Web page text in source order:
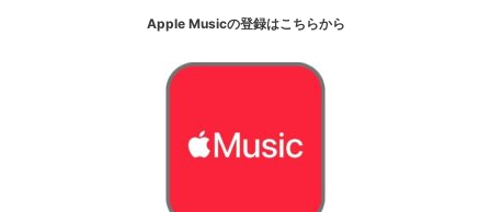
Apple Musicの登録はこちらから